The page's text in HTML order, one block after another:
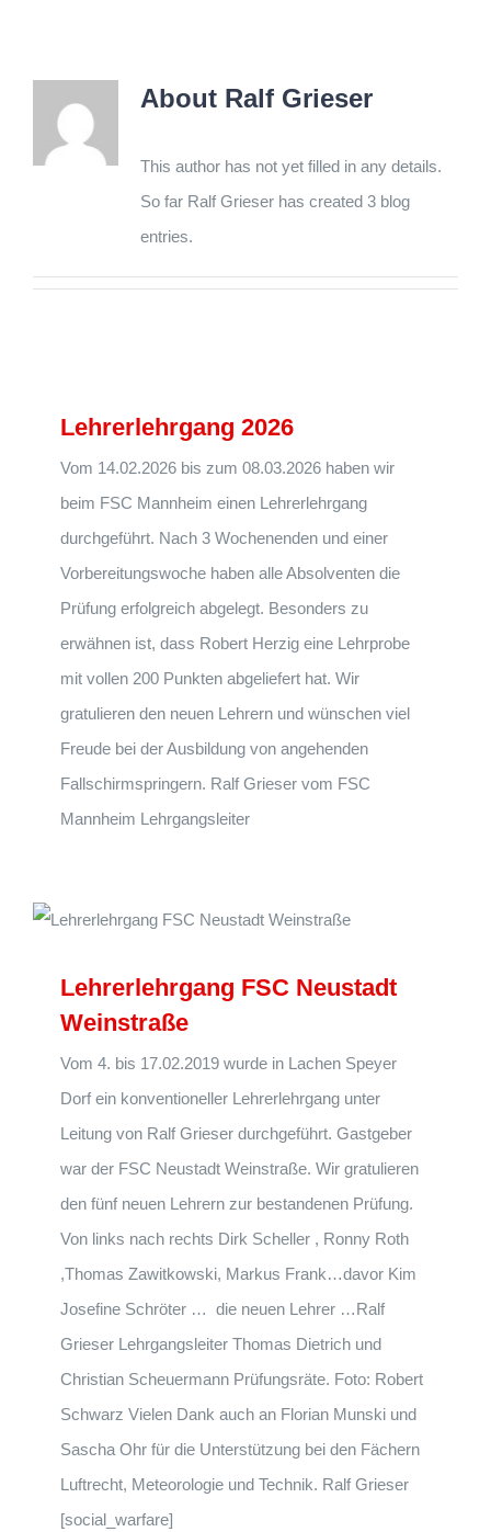
About Ralf Grieser
This author has not yet filled in any details.
So far Ralf Grieser has created 3 blog
entries.
Lehrerlehrgang 2026
Vom 14.02.2026 bis zum 08.03.2026 haben wir
beim FSC Mannheim einen Lehrerlehrgang
durchgeführt. Nach 3 Wochenenden und einer
Vorbereitungswoche haben alle Absolventen die
Prüfung erfolgreich abgelegt. Besonders zu
erwähnen ist, dass Robert Herzig eine Lehrprobe
mit vollen 200 Punkten abgeliefert hat. Wir
gratulieren den neuen Lehrern und wünschen viel
Freude bei der Ausbildung von angehenden
Fallschirmspringern. Ralf Grieser vom FSC
Mannheim Lehrgangsleiter
Lehrerlehrgang FSC Neustadt
Weinstraße
Vom 4. bis 17.02.2019 wurde in Lachen Speyer
Dorf ein konventioneller Lehrerlehrgang unter
Leitung von Ralf Grieser durchgeführt. Gastgeber
war der FSC Neustadt Weinstraße. Wir gratulieren
den fünf neuen Lehrern zur bestandenen Prüfung.
Von links nach rechts Dirk Scheller , Ronny Roth
,Thomas Zawitkowski, Markus Frank…davor Kim
Josefine Schröter … die neuen Lehrer …Ralf
Grieser Lehrgangsleiter Thomas Dietrich und
Christian Scheuermann Prüfungsräte. Foto: Robert
Schwarz Vielen Dank auch an Florian Munski und
Sascha Ohr für die Unterstützung bei den Fächern
Luftrecht, Meteorologie und Technik. Ralf Grieser
[social_warfare]